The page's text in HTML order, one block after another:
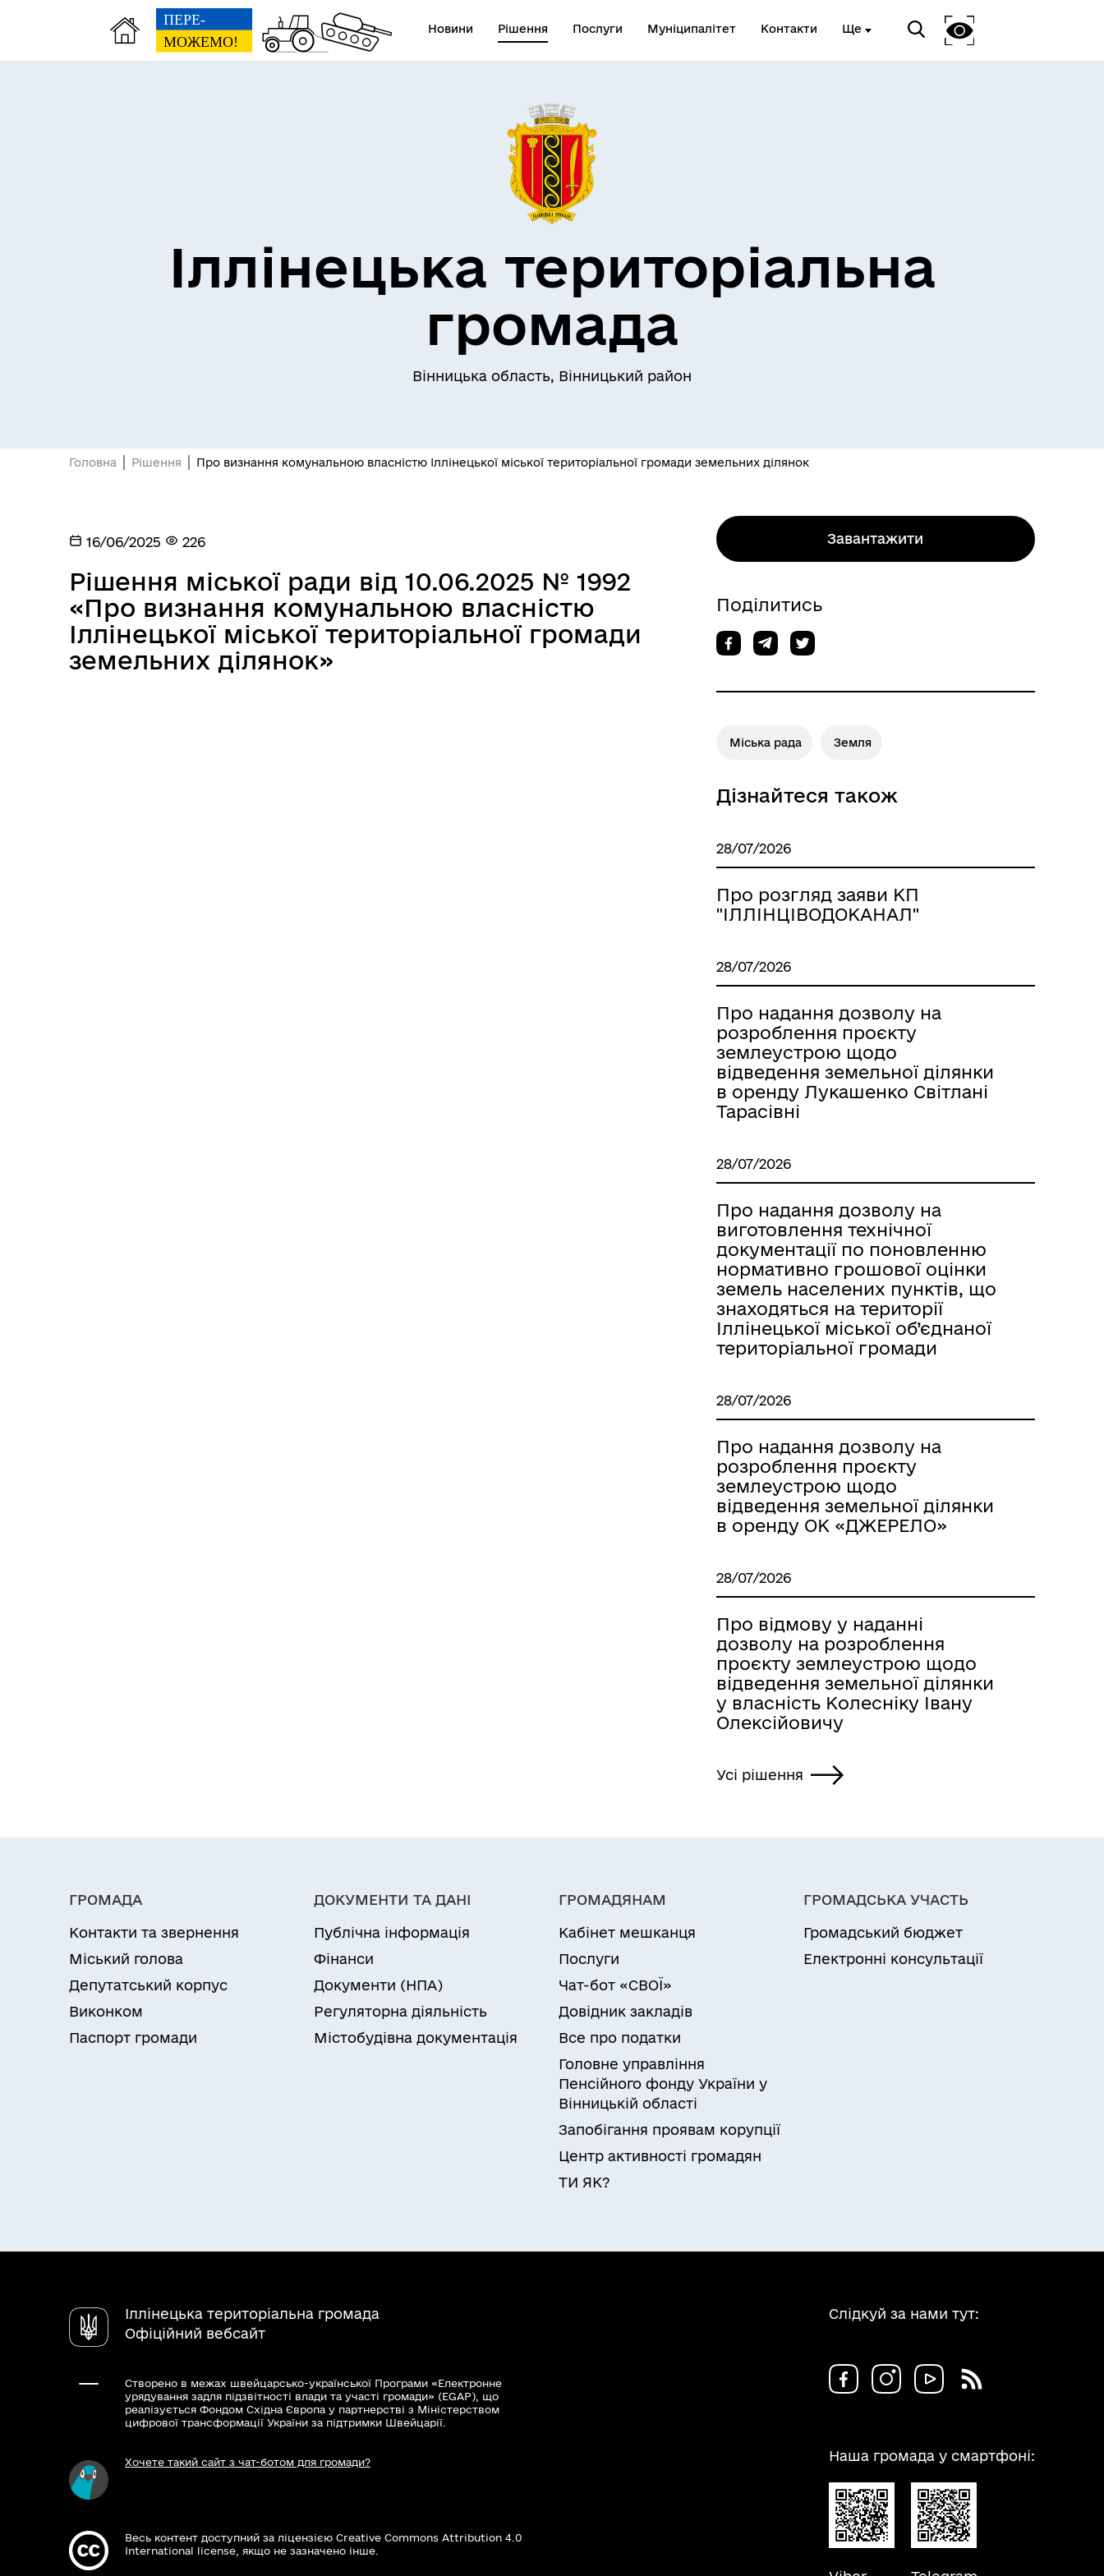
Новини Рішення Послуги Муніципалітет Контакти Ще
Іллінецька територіальна
громада
Вінницька область, Вінницький район
Головна Рішення Про визнання комунальною власністю Іллінецької міської територіальної громади земельних ділянок
16/06/2025 226
Рішення міської ради від 10.06.2025 № 1992
«Про визнання комунальною власністю
Іллінецької міської територіальної громади
земельних ділянок»
Завантажити
Поділитись
Міська рада Земля
Дізнайтеся також
28/07/2026
Про розгляд заяви КП
"ІЛЛІНЦІВОДОКАНАЛ"
28/07/2026
Про надання дозволу на
розроблення проєкту
землеустрою щодо
відведення земельної ділянки
в оренду Лукашенко Світлані
Тарасівні
28/07/2026
Про надання дозволу на
виготовлення технічної
документації по поновленню
нормативно грошової оцінки
земель населених пунктів, що
знаходяться на території
Іллінецької міської об’єднаної
територіальної громади
28/07/2026
Про надання дозволу на
розроблення проєкту
землеустрою щодо
відведення земельної ділянки
в оренду ОК «ДЖЕРЕЛО»
28/07/2026
Про відмову у наданні
дозволу на розроблення
проєкту землеустрою щодо
відведення земельної ділянки
у власність Колесніку Івану
Олексійовичу
Усі рішення
ГРОМАДА
Контакти та звернення
Міський голова
Депутатський корпус
Виконком
Паспорт громади
ДОКУМЕНТИ ТА ДАНІ
Публічна інформація
Фінанси
Документи (НПА)
Регуляторна діяльність
Містобудівна документація
ГРОМАДЯНАМ
Кабінет мешканця
Послуги
Чат-бот «СВОЇ»
Довідник закладів
Все про податки
Головне управління
Пенсійного фонду України у
Вінницькій області
Запобігання проявам корупції
Центр активності громадян
ТИ ЯК?
ГРОМАДСЬКА УЧАСТЬ
Громадський бюджет
Електронні консультації
Іллінецька територіальна громада
Офіційний вебсайт
Створено в межах швейцарсько-української Програми «Електронне
урядування задля підзвітності влади та участі громади» (EGAP), що
реалізується Фондом Східна Європа у партнерстві з Міністерством
цифрової трансформації України за підтримки Швейцарії.
Хочете такий сайт з чат-ботом для громади?
Весь контент доступний за ліцензією Creative Commons Attribution 4.0
International license, якщо не зазначено інше.
Слідкуй за нами тут:
Наша громада у смартфоні: